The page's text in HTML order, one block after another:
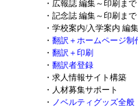
・ 広報誌 編集～印刷まで
・ 記念誌 編集～印刷まで
・ 学校案内/入学案内 編
・ 翻訳＋ホームページ制
・ 翻訳＋印刷
・ 翻訳者登録
・ 求人情報サイト構築
・ 人材募集サポート
・ ノベルティグッズ全般